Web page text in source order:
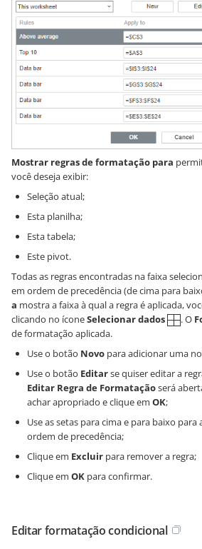
Mostrar regras de formatação para
você deseja exibir:
Seleção atual;
Esta planilha;
Esta tabela;
Este pivot.
Todas as regras encontradas na faixa
em ordem de precedência (de cima para
a mostra a faixa à qual a regra é aplicada,
clicando no íconeSelecionar dados . O
de formatação aplicada.
Use o botão Novo para adicionar uma
Use o botão Editarse quiser editar a
Editar Regra de Formataçãoserá
achar apropriado e clique em OK;
Use as setas para cima e para baixo
ordem de precedência;
Clique em Excluir para remover a regra;
Clique em OK para confirmar.
Editar formatação condicional